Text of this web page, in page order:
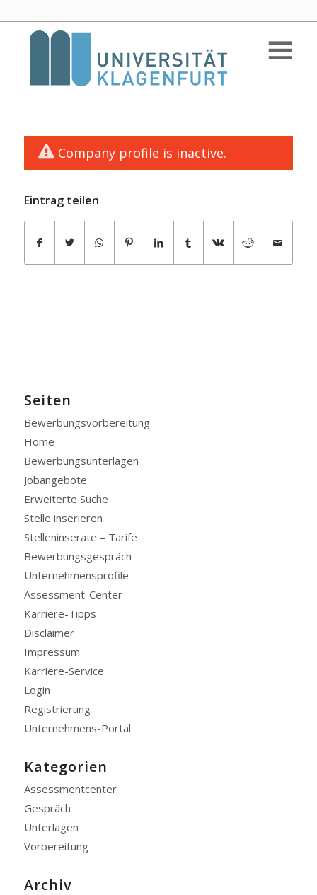
Company profile is inactive.
Eintrag teilen
Seiten
Bewerbungsvorbereitung
Home
Bewerbungsunterlagen
Jobangebote
Erweiterte Suche
Stelle inserieren
Stelleninserate – Tarife
Bewerbungsgespräch
Unternehmensprofile
Assessment-Center
Karriere-Tipps
Disclaimer
Impressum
Karriere-Service
Login
Registrierung
Unternehmens-Portal
Kategorien
Assessmentcenter
Gespräch
Unterlagen
Vorbereitung
Archiv